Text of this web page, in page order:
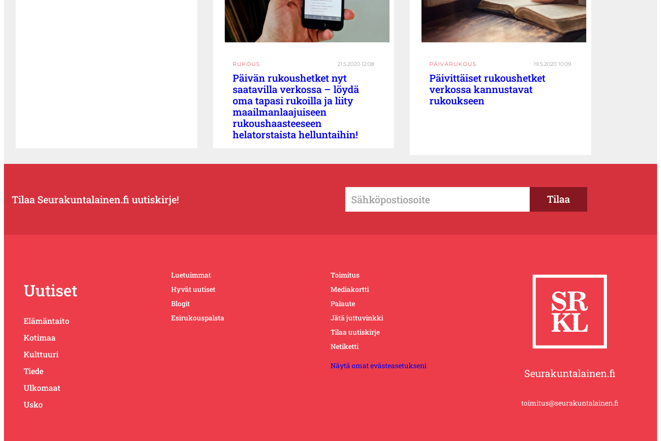
RUKOUS 21.5.2020 12:08
Päivän rukoushetket nyt
saatavilla verkossa – löydä
oma tapasi rukoilla ja liity
maailmanlaajuiseen
rukoushaasteeseen
helatorstaista helluntaihin!
PÄIVÄRUKOUS 19.5.2020 10:09
Päivittäiset rukoushetket
verkossa kannustavat
rukoukseen
Tilaa Seurakuntalainen.fi uutiskirje!
Uutiset
Elämäntaito
Kotimaa
Kulttuuri
Tiede
Ulkomaat
Usko
Luetuimmat
Hyvät uutiset
Blogit
Esirukouspalsta
Toimitus
Mediakortti
Palaute
Jätä juttuvinkki
Tilaa uutiskirje
Netiketti
Näytä omat evästeasetukseni
Seurakuntalainen.fi
toimitus@seurakuntalainen.fi